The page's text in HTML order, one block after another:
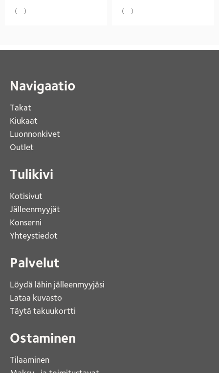
( = ) ( = )
Navigaatio
Takat
Kiukaat
Luonnonkivet
Outlet
Tulikivi
Kotisivut
Jälleenmyyjät
Konserni
Yhteystiedot
Palvelut
Löydä lähin jälleenmyyjäsi
Lataa kuvasto
Täytä takuukortti
Ostaminen
Tilaaminen